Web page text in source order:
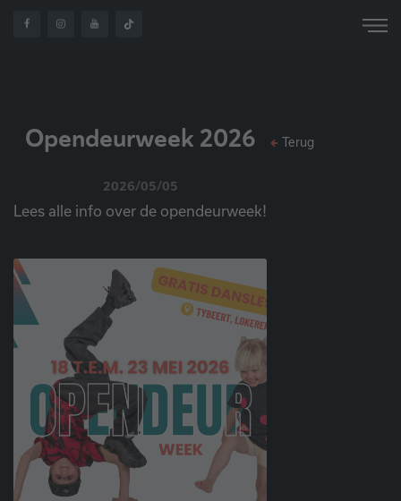
HOME OVER
Opendeurweek 2026
2026/05/05
Lees alle info over de opendeurweek!
Terug